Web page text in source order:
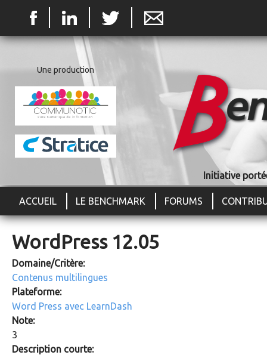
Initiative
Une production
ACCUEIL LE BENCHMARK FORUMS
WordPress 12.05
Domaine/Critère:
Contenus multilingues
Plateforme:
Word Press avec LearnDash
Note:
3
Description courte: